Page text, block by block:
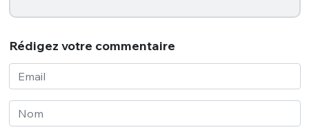
Rédigez votre commentaire